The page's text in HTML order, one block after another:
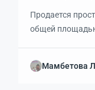
Продается
общей
деятельности.
Мамбетова